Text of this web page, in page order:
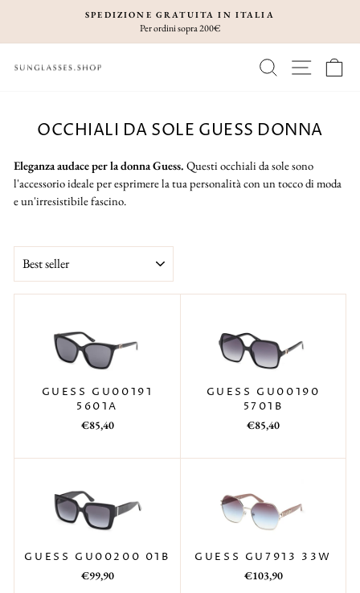
ai
contenuti
Metti
SPEDIZIONE GRATUITA IN ITALIA
Per ordini sopra 200€
CERCA
OCCHIALI DA SOLE GUESS DONNA
Eleganza audace per la donna Guess. Questi occhiali da sole sono
l'accessorio ideale per esprimere la tua personalità con un tocco di moda
e un'irresistibile fascino.
ORDINA
GUESS GU00191
5601A
Prezzo
listino
Prezzo
€85,40
GUESS GU00190
5701B
Prezzo
listino
Prezzo
€85,40
GUESS GU00200 01B
Prezzo
Prezzo
€99,90
GUESS GU7913 33W
Prezzo
Prezzo
€103,90